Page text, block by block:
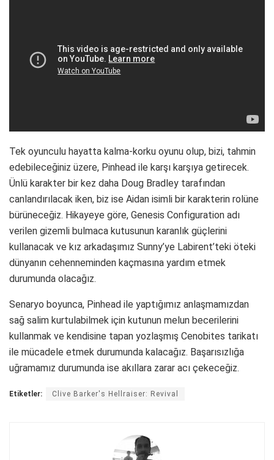
Tek oyunculu hayatta kalma-korku oyunu olup, bizi, tahmin
edebileceğiniz üzere, Pinhead ile karşı karşıya getirecek.
Ünlü karakter bir kez daha Doug Bradley tarafından
canlandırılacak iken, biz ise Aidan isimli bir karakterin rolüne
bürüneceğiz. Hikayeye göre, Genesis Configuration adı
verilen gizemli bulmaca kutusunun karanlık güçlerini
kullanacak ve kız arkadaşımız Sunny’ye Labirent’teki öteki
dünyanın cehenneminden kaçmasına yardım etmek
durumunda olacağız.
Senaryo boyunca, Pinhead ile yaptığımız anlaşmamızdan
sağ salim kurtulabilmek için kutunun melun becerilerini
kullanmak ve kendisine tapan yozlaşmış Cenobites tarikatı
ile mücadele etmek durumunda kalacağız. Başarısızlığa
uğramamız durumunda ise akıllara zarar acı çekeceğiz.
Etiketler: Clive Barker's Hellraiser: Revival